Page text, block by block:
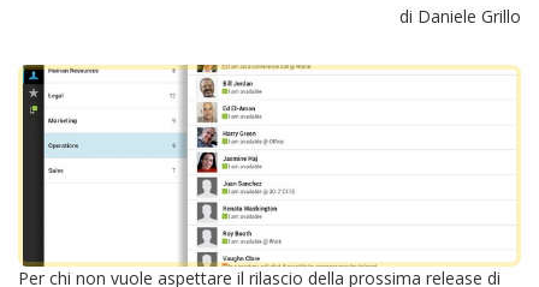
di Daniele Grillo
Per chi non vuole aspettare il rilascio della prossima release di